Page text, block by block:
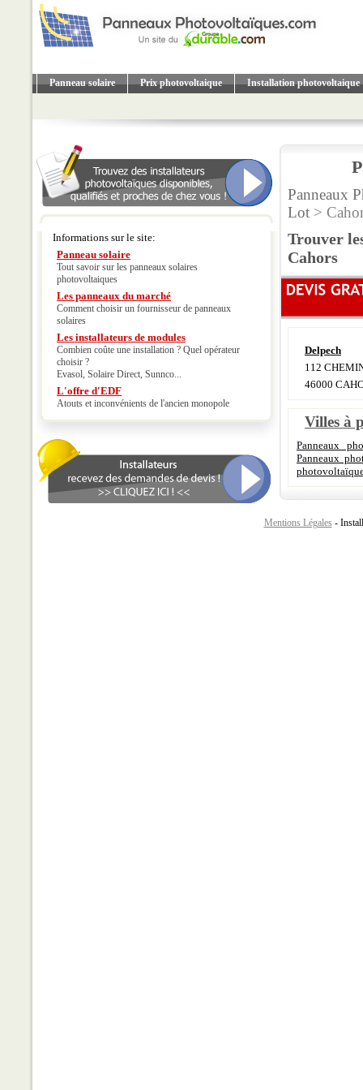
Panneau solaire Prix photovoltaique Installation photovoltaique
Informations sur le site:
Panneau solaire
Tout savoir sur les panneaux solaires
photovoltaiques
Les panneaux du marché
Comment choisir un fournisseur de panneaux
solaires
Les installateurs de modules
Combien coûte une installation ? Quel opérateur
choisir ?
Evasol, Solaire Direct, Sunnco...
L'offre d'EDF
Atouts et inconvénients de l'ancien monopole
Panneaux
Lot >
Trouver
Cahors
Delpech
112
46000
Villes à
Panneaux
Panneaux
Mentions Légales -